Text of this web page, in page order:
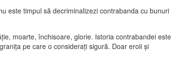
este timpul să decriminalizezi contrabanda cu bunuri
moarte, închisoare, glorie. Istoria contrabandei este
pe care o considerați sigură. Doar eroii și